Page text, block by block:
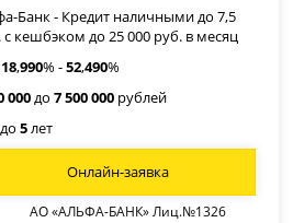
Банк - Кредит наличными до 7,5
с кешбэком до 25 000 руб. в месяц
18,990% -52,490%
000до7 500 000 рублей
до5лет
АО «АЛЬФА-БАНК» Лиц.№1326
Онлайн-заявка